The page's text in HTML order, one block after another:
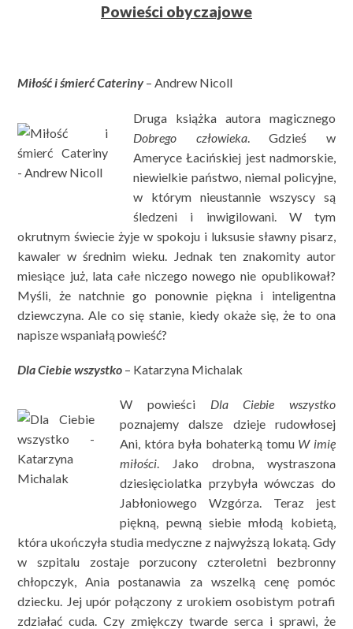
Powieści obyczajowe
Miłość i śmierć Cateriny– Andrew Nicoll
Druga książka autora magicznego
Dobrego człowieka. Gdzieś w
Ameryce Łacińskiej jest nadmorskie,
niewielkie państwo, niemal policyjne,
w którym nieustannie wszyscy są
śledzeni i inwigilowani. W tym
okrutnym świecie żyje w spokoju i luksusie sławny pisarz,
kawaler w średnim wieku. Jednak ten znakomity autor
miesiące już, lata całe niczego nowego nie opublikował?
Myśli, że natchnie go ponownie piękna i inteligentna
dziewczyna. Ale co się stanie, kiedy okaże się, że to ona
napisze wspaniałą powieść?
Dla Ciebie wszystko – Katarzyna Michalak
W powieści Dla Ciebie wszystko
poznajemy dalsze dzieje rudowłosej
Ani, która była bohaterką tomu W imię
miłości. Jako drobna, wystraszona
dziesięciolatka przybyła wówczas do
Jabłoniowego Wzgórza. Teraz jest
piękną, pewną siebie młodą kobietą,
która ukończyła studia medyczne z najwyższą lokatą. Gdy
w szpitalu zostaje porzucony czteroletni bezbronny
chłopczyk, Ania postanawia za wszelką cenę pomóc
dziecku. Jej upór połączony z urokiem osobistym potrafi
zdziałać cuda. Czy zmiękczy twarde serca i sprawi, że